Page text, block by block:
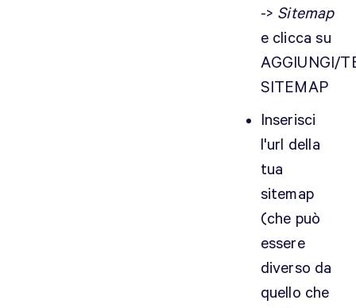
-> Sitemap
e clicca su
AGGIUNGI/
SITEMAP
Inserisci
l'url della
tua
sitemap
(che può
essere
diverso da
quello che